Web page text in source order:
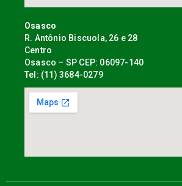
Osasco
R. Antônio Biscuola, 26 e 28
Centro
Osasco – SP CEP: 06097-140
Tel: (11) 3684-0279